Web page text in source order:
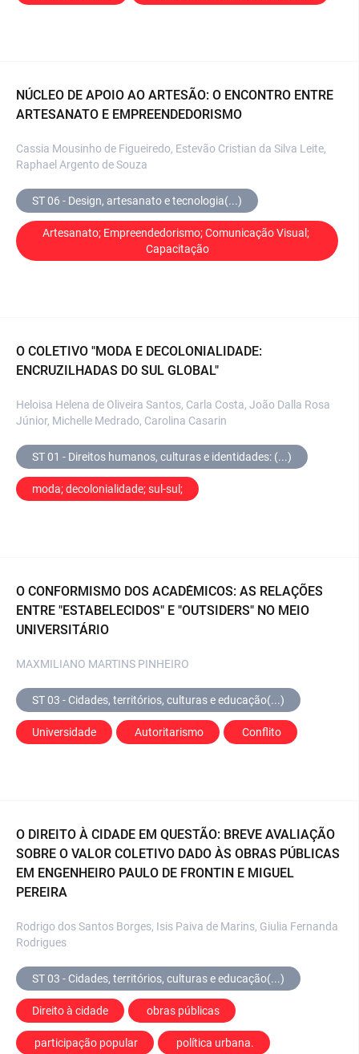
NÚCLEO DE APOIO AO ARTESÃO: O ENCONTRO ENTRE
ARTESANATO E EMPREENDEDORISMO
Cassia Mousinho de Figueiredo, Estevão Cristian da Silva Leite,
Raphael Argento de Souza
ST 06 - Design, artesanato e tecnologia(...)
Artesanato; Empreendedorismo; Comunicação Visual;
Capacitação
O COLETIVO "MODA E DECOLONIALIDADE:
ENCRUZILHADAS DO SUL GLOBAL"
Heloisa Helena de Oliveira Santos, Carla Costa, João Dalla Rosa
Júnior, Michelle Medrado, Carolina Casarin
ST 01 - Direitos humanos, culturas e identidades: (...)
moda; decolonialidade; sul-sul;
O CONFORMISMO DOS ACADÊMICOS: AS RELAÇÕES
ENTRE "ESTABELECIDOS" E "OUTSIDERS" NO MEIO
UNIVERSITÁRIO
MAXMILIANO MARTINS PINHEIRO
ST 03 - Cidades, territórios, culturas e educação(...)
Universidade Autoritarismo Conflito
O DIREITO À CIDADE EM QUESTÃO: BREVE AVALIAÇÃO
SOBRE O VALOR COLETIVO DADO ÀS OBRAS PÚBLICAS
EM ENGENHEIRO PAULO DE FRONTIN E MIGUEL
PEREIRA
Rodrigo dos Santos Borges, Isis Paiva de Marins, Giulia Fernanda
Rodrigues
ST 03 - Cidades, territórios, culturas e educação(...)
Direito à cidade obras públicas
participação popular política urbana.